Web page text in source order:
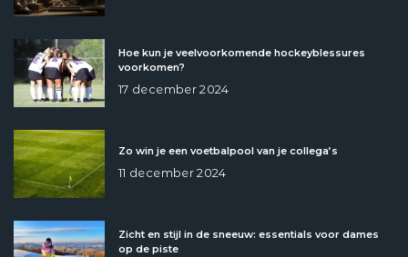
Hoe kun je veelvoorkomende hockeyblessures
voorkomen?
17 december 2024
Zo win je een voetbalpool van je collega’s
11 december 2024
Zicht en stijl in de sneeuw: essentials voor dames
op de piste